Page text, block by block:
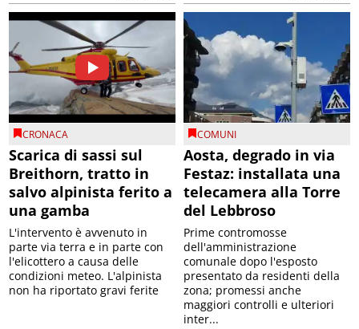
CRONACA
Scarica di sassi sul
Breithorn, tratto in
salvo alpinista ferito a
una gamba
L'intervento è avvenuto in
parte via terra e in parte con
l'elicottero a causa delle
condizioni meteo. L'alpinista
non ha riportato gravi ferite
COMUNI
Aosta, degrado in via
Festaz: installata una
telecamera alla Torre
del Lebbroso
Prime contromosse
dell'amministrazione
comunale dopo l'esposto
presentato da residenti della
zona; promessi anche
maggiori controlli e ulteriori
inter...